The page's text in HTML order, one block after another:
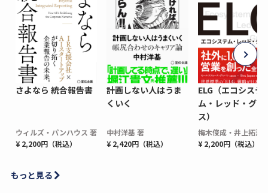
さよなら 統合報告書
ウィルズ・パンハウス 著
¥ 2,200円（税込）
計画しない人はうま
くいく
中村洋基 著
¥ 2,420円（税込）
ELG（エコシステ
ム・レッド・グロ
ス）
梅木俊成・井上拓海
¥ 2,200円（税込）
もっと見る